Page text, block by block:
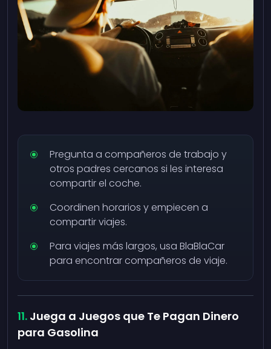
Pregunta a compañeros de trabajo y
otros padres cercanos si les interesa
compartir el coche.
Coordinen horarios y empiecen a
compartir viajes.
Para viajes más largos, usa BlaBlaCar
para encontrar compañeros de viaje.
Juega a Juegos que Te Pagan Dinero
para Gasolina